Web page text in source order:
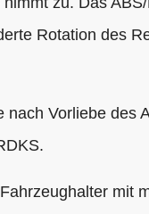
Rotation des
Vorliebe des
mit